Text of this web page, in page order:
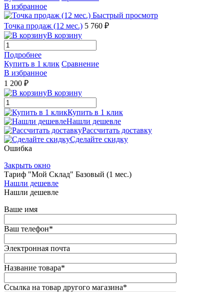
В избранное
Быстрый просмотр
Точка продаж (12 мес.) 5 760 ₽
В корзину
Подробнее
Купить в 1 клик Сравнение
В избранное
1 200 ₽
В корзину
Купить в 1 клик
Нашли дешевле
Рассчитать доставку
Сделайте скидку
Ошибка
Закрыть окно
Тариф "Мой Склад" Базовый (1 мес.)
Нашли дешевле
Нашли дешевле
Ваше имя
Ваш телефон*
Электронная почта
Название товара*
Ссылка на товар другого магазина*